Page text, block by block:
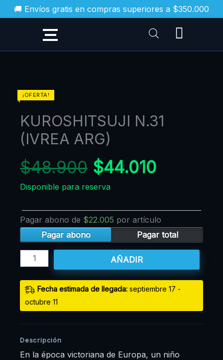
🚚 Envíos gratis en compras superiores a $350.000
al
¡OFERTA!
KUROSHITSUJI N.31
(IVREA ARG)
$48.900
original
era:
$48.900.
$44.010
actual
Disponible para reserva
Pagar abono de $22.005 por artículo
Pagar abono
Pagar total
KUROSHITSUJI
N.31
(IVREA
ARG)
cantidad
AÑADIR
Fecha estimada de llegada: septiembre 17 -
octubre 11
Descripción
En la época victoriana de Europa, un niño